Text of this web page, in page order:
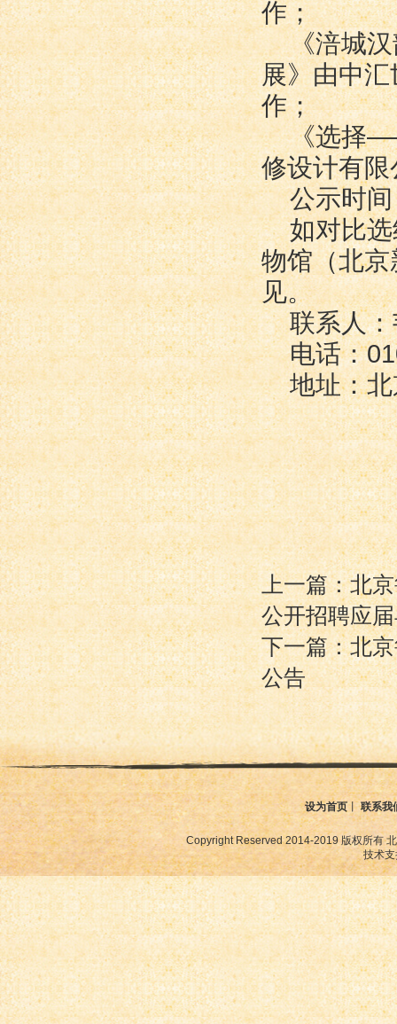
作；
《涪城
展》由中
作；
《选择
修设计有
公示时
如对比
物馆（北
见。
联系人
电话：
地址：
上一篇：北
公开招聘应
下一篇：北
公告
设为首页丨联系我
Copyright Reserved 2014-2019 版权所有
技术